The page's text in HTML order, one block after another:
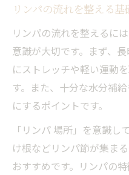
リンパの流れを整える
リンパの流れを整えるに
意識が大切です。まず、
にストレッチや軽い運動
す。また、十分な水分補
にするポイントです。
「リンパ 場所」を意識
け根などリンパ節が集ま
おすすめです。リンパの